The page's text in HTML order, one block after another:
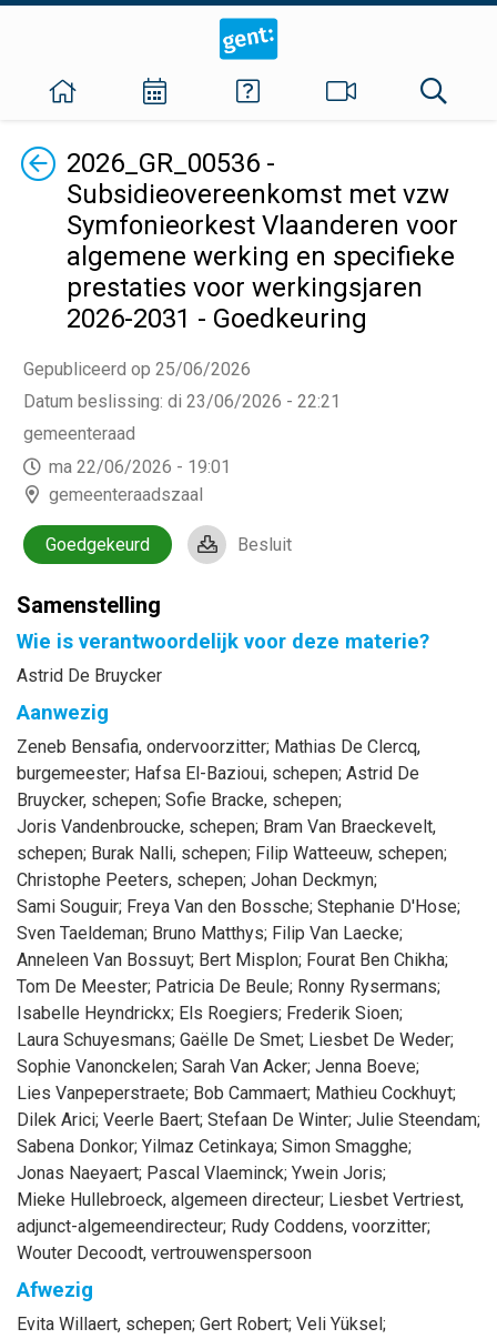
Terug2026_GR_00536 -
Subsidieovereenkomst met vzw
Symfonieorkest Vlaanderen voor
algemene werking en specifieke
prestaties voor werkingsjaren
2026-2031 - Goedkeuring
Gepubliceerd op 25/06/2026
Datum beslissing: di 23/06/2026 - 22:21
gemeenteraad
ma 22/06/2026 - 19:01
gemeenteraadszaal
Goedgekeurd Besluit
Samenstelling
Wie is verantwoordelijk voor deze materie?
Astrid De Bruycker
Aanwezig
Zeneb Bensafia, ondervoorzitter; Mathias De Clercq,
burgemeester; Hafsa El-Bazioui, schepen; Astrid De
Bruycker, schepen; Sofie Bracke, schepen;
Joris Vandenbroucke, schepen; Bram Van Braeckevelt,
schepen; Burak Nalli, schepen; Filip Watteeuw, schepen;
Christophe Peeters, schepen; Johan Deckmyn;
Sami Souguir; Freya Van den Bossche; Stephanie D'Hose;
Sven Taeldeman; Bruno Matthys; Filip Van Laecke;
Anneleen Van Bossuyt; Bert Misplon; Fourat Ben Chikha;
Tom De Meester; Patricia De Beule; Ronny Rysermans;
Isabelle Heyndrickx; Els Roegiers; Frederik Sioen;
Laura Schuyesmans; Gaëlle De Smet; Liesbet De Weder;
Sophie Vanonckelen; Sarah Van Acker; Jenna Boeve;
Lies Vanpeperstraete; Bob Cammaert; Mathieu Cockhuyt;
Dilek Arici; Veerle Baert; Stefaan De Winter; Julie Steendam;
Sabena Donkor; Yilmaz Cetinkaya; Simon Smagghe;
Jonas Naeyaert; Pascal Vlaeminck; Ywein Joris;
Mieke Hullebroeck, algemeen directeur; Liesbet Vertriest,
adjunct-algemeendirecteur; Rudy Coddens, voorzitter;
Wouter Decoodt, vertrouwenspersoon
Afwezig
Evita Willaert, schepen; Gert Robert; Veli Yüksel;